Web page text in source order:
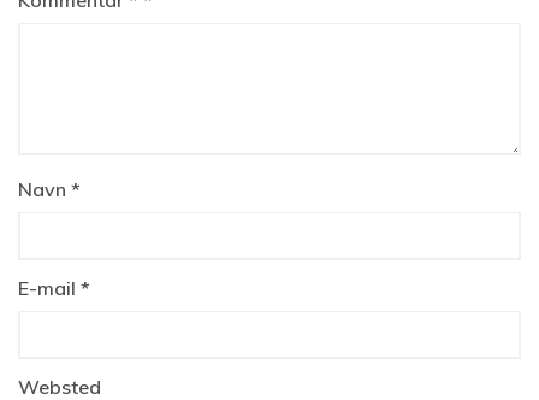
Navn *
E-mail *
Websted